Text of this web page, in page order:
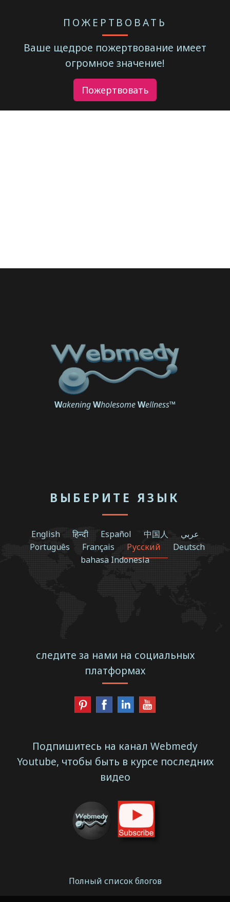
ПОЖЕРТВОВАТЬ
Ваше щедрое пожертвование имеет
огромное значение!
Пожертвовать
WakeningWholesomeWellness™
ВЫБЕРИТЕ ЯЗЫК
English हिन्दी Español 中国人
عربي
Português
Français Русский
Deutsch
bahasa Indonesia
следите за нами на социальных
платформах
Подпишитесь на канал Webmedy
Youtube, чтобы быть в курсе последних
видео
Полный список блогов